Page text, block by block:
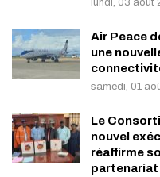
Air Peace
une
samedi, 01
Le
nouvel
réaffirme
partenariat